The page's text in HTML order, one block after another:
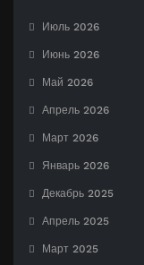
Июль 2026
Июнь 2026
Май 2026
Апрель 2026
Март 2026
Январь 2026
Декабрь 2025
Апрель 2025
Март 2025